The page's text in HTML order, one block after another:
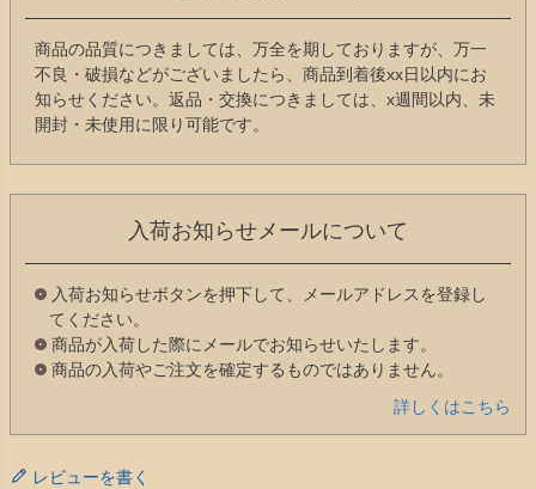
商品の品質につきましては、万全を期しておりますが、万一
不良・破損などがございましたら、商品到着後xx日以内にお
知らせください。返品・交換につきましては、x週間以内、未
開封・未使用に限り可能です。
入荷お知らせメールについて
入荷お知らせボタンを押下して、メールアドレスを登録し
てください。
商品が入荷した際にメールでお知らせいたします。
商品の入荷やご注文を確定するものではありません。
詳しくはこちら
レビューを書く